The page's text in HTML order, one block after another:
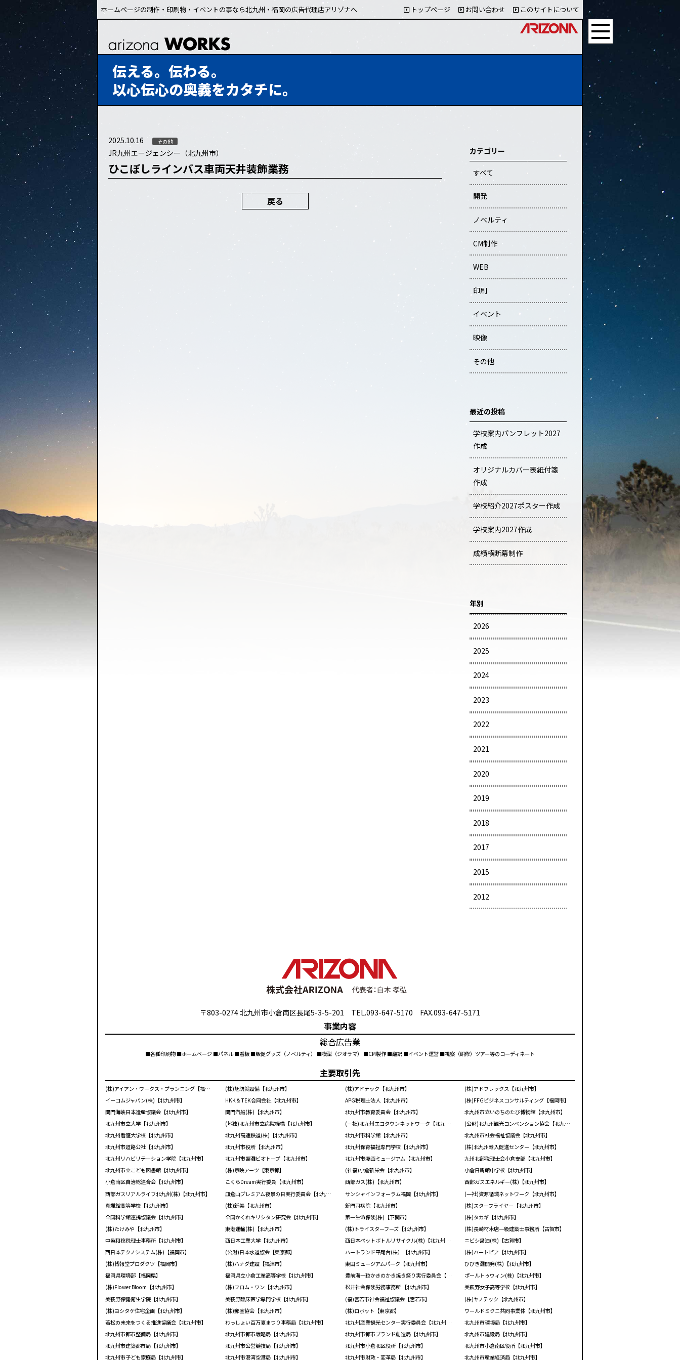
ホームページの制作・印刷物・イベントの事なら北九州・福岡の広告代理店アリゾナへ トップページ お問い合わせ このサイトについて
伝える。伝わる。
以心伝心の奥義をカタチに。
2025.10.16 その他
JR九州エージェンシー（北九州市）
ひこぼしラインバス車両天井装飾業務
戻る
カテゴリー
すべて
開発
ノベルティ
CM制作
WEB
印刷
イベント
映像
その他
最近の投稿
学校案内パンフレット2027
作成
オリジナルカバー表紙付箋
作成
学校紹介2027ポスター作成
学校案内2027作成
成績横断幕制作
年別
2026
2025
2024
2023
2022
2021
2020
2019
2018
2017
2015
2012
〒803-0274 北九州市小倉南区長尾5-3-5-201 TEL.093-647-5170 FAX.093-647-5171
事業内容
総合広告業
■各種印刷物 ■ホームページ ■パネル ■看板 ■販促グッズ（ノベルティ） ■模型（ジオラマ） ■CM製作 ■翻訳 ■イベント運営 ■視察（研修）ツアー等のコーディネート
主要取引先
(株)アイアン・ワークス・プランニング【福岡市】 (株)旭防災設備【北九州市】 (株)アドテック【北九州市】
(株)アドフレックス【北九州市】
イーコムジャパン(株)【北九州市】
HKK＆TEK合同会社【北九州市】 APG税理士法人【北九州市】
(株)FFGビジネスコンサルティング【福岡市】
関門海峡日本遺産協議会【北九州市】
関門汽船(株)【北九州市】 北九州市教育委員会【北九州市】
北九州市立いのちのたび博物館【北九州市】
北九州市立大学【北九州市】
(地独)北九州市立病院機構【北九州市】 (一社)北九州エコタウンネットワーク【北九州市】
(公財)北九州観光コンベンション協会【北九州市】
北九州看護大学校【北九州市】
北九州高速鉄道(株)【北九州市】 北九州市科学館【北九州市】
北九州市社会福祉協議会【北九州市】
北九州市道路公社【北九州市】
北九州市役所【北九州市】 北九州保育福祉専門学校【北九州市】
(株)北九州輸入促進センター【北九州市】
北九州リハビリテーション学院【北九州市】
北九州市響灘ビオトープ【北九州市】 北九州市漫画ミュージアム【北九州市】
九州北部税理士会小倉支部【北九州市】
北九州市立こども図書館【北九州市】
(株)京映アーツ【東京都】 (社福)小倉新栄会【北九州市】
小倉日新館中学校【北九州市】
小倉南区自治総連合会【北九州市】
こくらDream実行委員【北九州市】 西部ガス(株)【北九州市】
西部ガスエネルギー(株)【北九州市】
西部ガスリアルライフ北九州(株)【北九州市】
皿倉山プレミアム夜景の日実行委員会【北九州市】 サンシャインフォーラム福岡【北九州市】
(一社)資源循環ネットワーク【北九州市】
真颯館高等学校【北九州市】
(株)新美【北九州市】 新門司病院【北九州市】
(株)スターフライヤー【北九州市】
全国科学館連携協議会【北九州市】
全国かくれキリシタン研究会【北九州市】 第一生命保険(株)【下関市】
(株)タカギ【北九州市】
(株)たけみや【北九州市】
東港運輸(株)【北九州市】 (株)トライスターフーズ【北九州市】
(株)長崎材木店一級建築士事務所【古賀市】
中邑和稔税理士事務所【北九州市】
西日本工業大学【北九州市】 西日本ペットボトルリサイクル(株)【北九州市】
ニビシ醤油(株)【古賀市】
西日本テクノシステム(株)【福岡市】
(公財)日本水道協会【東京都】 ハートランド平尾台(株）【北九州市】
(株)ハートピア【北九州市】
(株)博報堂プロダクツ【福岡市】
(株)ハナダ建設【福津市】 東田ミュージアムパーク【北九州市】
ひびき灘開発(株)【北九州市】
福岡県環境部【福岡県】
福岡県立小倉工業高等学校【北九州市】 豊前海一粒かきのかき焼き祭り実行委員会【北九州市】
ポールトゥウィン(株)【北九州市】
(株)Flower Bloom【北九州市】
(株)フロム・ワン【北九州市】 松井社会保険労務事務所 【北九州市】
美萩野女子高等学校【北九州市】
美萩野保健衛生学院【北九州市】
美萩野臨床医学専門学校【北九州市】 (福)宮若市社会福祉協議会【宮若市】
(株)ヤノテック【北九州市】
(株)ヨシタケ住宅企画【北九州市】
(株)郵宣協会【北九州市】 (株)ロボット【東京都】
ワールドミクニ共同事業体【北九州市】
若松の未来をつくる推進協議会【北九州市】
わっしょい百万夏まつり事務局【北九州市】 北九州産業観光センター実行委員会【北九州市】
北九州市環境局【北九州市】
北九州市都市整備局【北九州市】
北九州市都市戦略局【北九州市】 北九州市都市ブランド創造局【北九州市】
北九州市建設局【北九州市】
北九州市建築都市局【北九州市】
北九州市公営競技局【北九州市】 北九州市小倉北区役所【北九州市】
北九州市小倉南区役所【北九州市】
北九州市子ども家庭局【北九州市】
北九州市港湾空港局【北九州市】 北九州市財政・変革局【北九州市】 北九州市産業経済局【北九州市】